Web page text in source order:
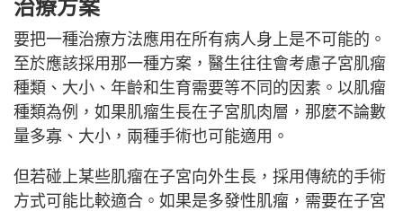
治療方案
要把一種治療方法應用在所有病人身上是不可能的。
至於應該採用那一種方案，醫生往往會考慮子宮肌瘤
種類、大小、年齡和生育需要等不同的因素。以肌瘤
種類為例，如果肌瘤生長在子宮肌肉層，那麼不論數
量多寡、大小，兩種手術也可能適用。
但若碰上某些肌瘤在子宮向外生長，採用傳統的手術
方式可能比較適合。如果是多發性肌瘤，需要在子宮